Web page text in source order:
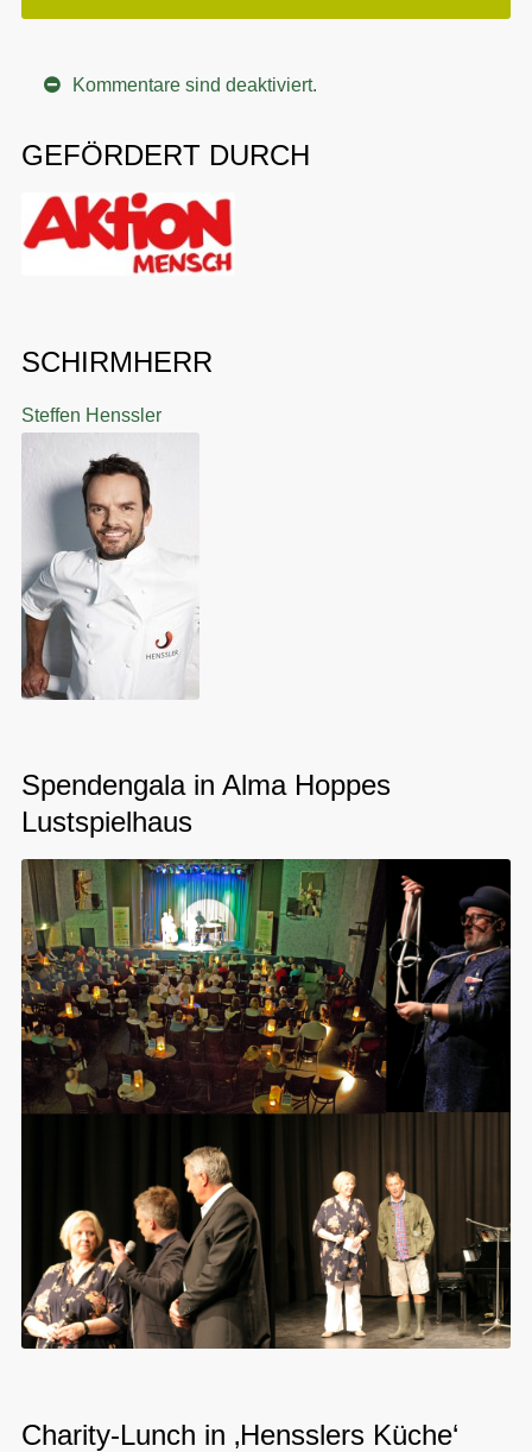
Kommentare sind deaktiviert.
GEFÖRDERT DURCH
SCHIRMHERR
Steffen Henssler
Spendengala in Alma Hoppes
Lustspielhaus
Charity-Lunch in ‚Hensslers Küche‘